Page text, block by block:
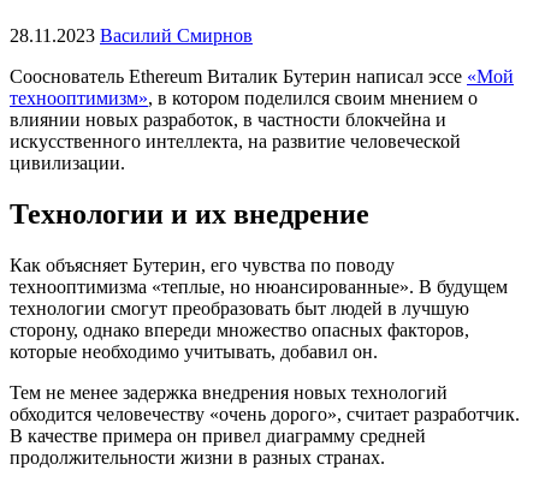
28.11.2023 Василий Смирнов
Сооснователь Ethereum Виталик Бутерин написал эссе «Мой
технооптимизм», в котором поделился своим мнением о
влиянии новых разработок, в частности блокчейна и
искусственного интеллекта, на развитие человеческой
цивилизации.
Технологии и их внедрение
Как объясняет Бутерин, его чувства по поводу
технооптимизма «теплые, но нюансированные». В будущем
технологии смогут преобразовать быт людей в лучшую
сторону, однако впереди множество опасных факторов,
которые необходимо учитывать, добавил он.
Тем не менее задержка внедрения новых технологий
обходится человечеству «очень дорого», считает разработчик.
В качестве примера он привел диаграмму средней
продолжительности жизни в разных странах.